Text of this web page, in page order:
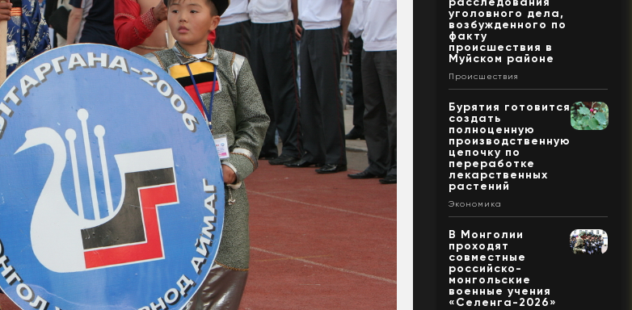
уголовного дела,
возбужденного по
факту
происшествия в
Муйском районе
Происшествия
Бурятия готовится
создать
полноценную
производственную
цепочку по
переработке
лекарственных
растений
Экономика
В Монголии
проходят
совместные
российско-
монгольские
военные учения
«Селенга-2026»